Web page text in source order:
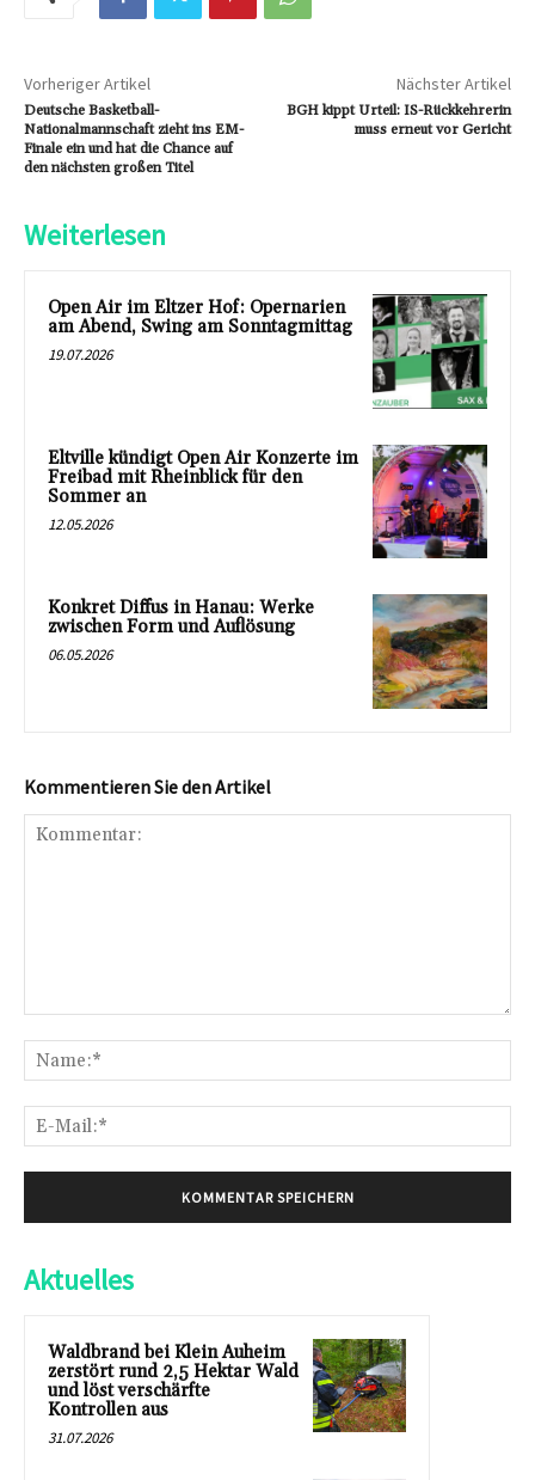
Vorheriger Artikel
Deutsche Basketball-
Nationalmannschaft zieht ins EM-
Finale ein und hat die Chance auf
den nächsten großen Titel
Nächster Artikel
BGH kippt Urteil: IS-Rückkehrerin
muss erneut vor Gericht
Weiterlesen
Open Air im Eltzer Hof: Opernarien
am Abend, Swing am Sonntagmittag
19.07.2026
Eltville kündigt Open Air Konzerte im
Freibad mit Rheinblick für den
Sommer an
12.05.2026
Konkret Diffus in Hanau: Werke
zwischen Form und Auflösung
06.05.2026
Kommentieren Sie den Artikel
Aktuelles
Waldbrand bei Klein Auheim
zerstört rund 2,5 Hektar Wald
und löst verschärfte
Kontrollen aus
31.07.2026